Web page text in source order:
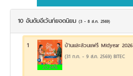
10 อันดับอีเว้นท์ยอดนิยม (3 - 8 ส.ค. 2569)
1
20.24%
บ้านและสวนแฟร์ Midyear 2026
(31 ก.ค. - 9 ส.ค. 2569) BITEC